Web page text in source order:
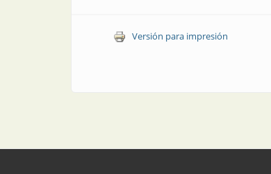
Versión para impresión